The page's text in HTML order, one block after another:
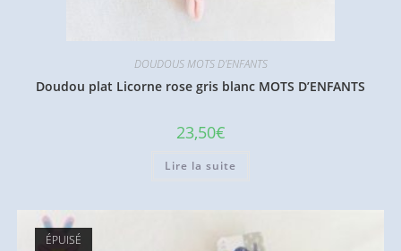
DOUDOUS MOTS D'ENFANTS
Doudou plat Licorne rose gris blanc MOTS D’ENFANTS
23,50€
Lire la suite
ÉPUISÉ